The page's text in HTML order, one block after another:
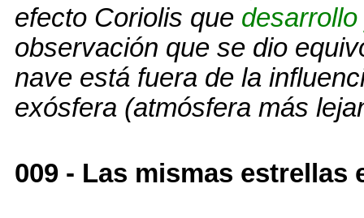
efecto Coriolis que
observación que se dio
nave está fuera de la
exósfera (atmósfera más
009 - Las mismas estrellas